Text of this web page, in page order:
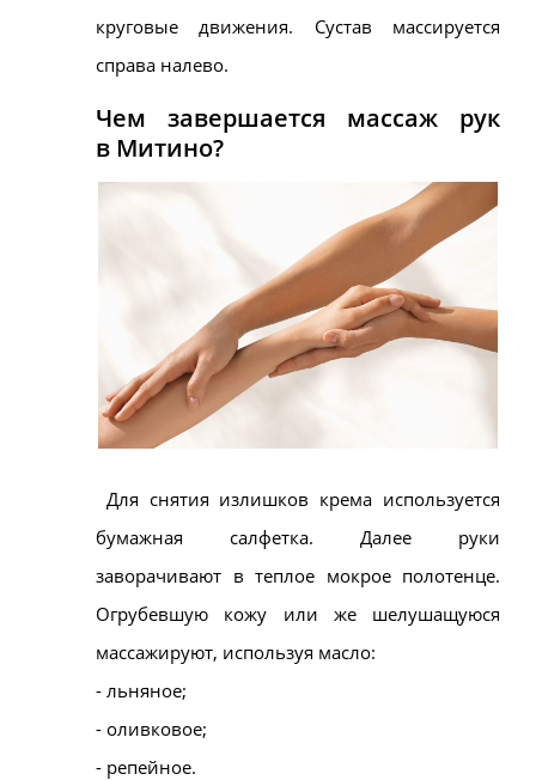
круговые движения. Сустав массируется
справа налево.
Чем завершается массаж рук
в Митино?
Для снятия излишков крема используется
бумажная салфетка. Далее руки
заворачивают в теплое мокрое полотенце.
Огрубевшую кожу или же шелушащуюся
массажируют, используя масло:
- льняное;
- оливковое;
- репейное.